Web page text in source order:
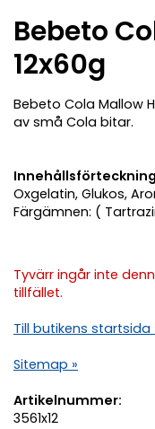
Bebeto
12x60g
Bebeto Cola Mallow
av små Cola bitar.
Innehållsförteckning
Oxgelatin, Glukos,
Färgämnen: (
Tyvärr ingår inte
tillfället.
Till butikens startsida
Sitemap »
Artikelnummer:
3561x12